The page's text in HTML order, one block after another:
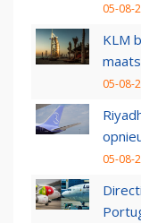
05-08-
KLM
05-08-
05-08-